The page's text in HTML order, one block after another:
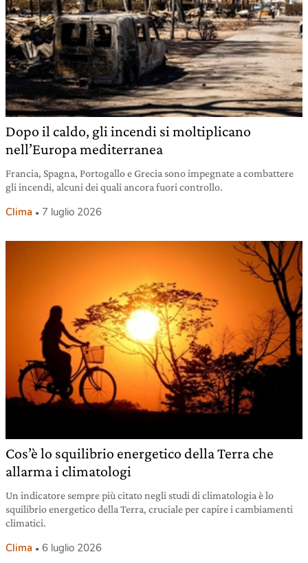
Dopo il caldo, gli incendi si moltiplicano
nell’Europa mediterranea
Francia, Spagna, Portogallo e Grecia sono impegnate a combattere
gli incendi, alcuni dei quali ancora fuori controllo.
Clima 7 luglio 2026
Cos’è lo squilibrio energetico della Terra che
allarma i climatologi
Un indicatore sempre più citato negli studi di climatologia è lo
squilibrio energetico della Terra, cruciale per capire i cambiamenti
climatici.
Clima 6 luglio 2026